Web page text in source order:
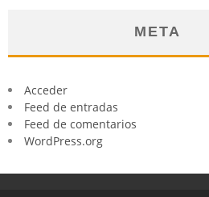
META
Acceder
Feed de entradas
Feed de comentarios
WordPress.org